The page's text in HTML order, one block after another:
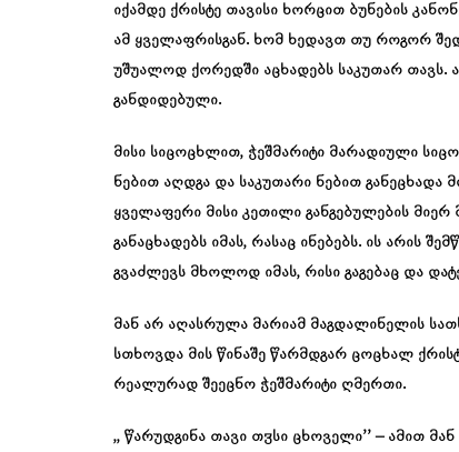
იქამდე ქრისტე თავისი ხორცით ბუნების
ამ ყველაფრისგან. ხომ ხედავთ თუ როგორ
უშუალოდ ქორედში აცხადებს საკუთარ თავს.
განდიდებული.
მისი სიცოცხლით, ჭეშმარიტი მარადიული
ნებით აღდგა და საკუთარი ნებით განეცხადა
ყველაფერი მისი კეთილი განგებულების მიერ
განაცხადებს იმას, რასაც ინებებს. ის არის
გვაძლევს მხოლოდ იმას, რისი გაგებაც და
მან არ აღასრულა მარიამ მაგდალინელის
სთხოვდა მის წინაშე წარმდგარ ცოცხალ
რეალურად შეეცნო ჭეშმარიტი ღმერთი.
,, წარუდგინა თავი თჳსი ცხოველი’’ – ამით